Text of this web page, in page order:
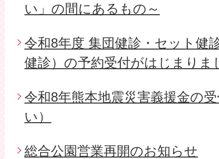
い」の間にあるもの～
令和8年度 集団健診・セット健
健診）の予約受付がはじまりま
令和8年熊本地震災害義援金の
い）
総合公園営業再開のお知らせ